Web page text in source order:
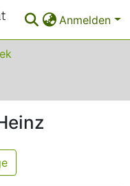
Anmelden